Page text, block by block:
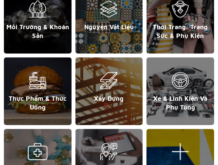
Môi Trường & Khoán
Sản
Nguyên Vật Liệu
Thời Trang, Trang
Sức & Phụ Kiện
Thực Phẩm & Thức
Uống
Xây Dựng
Xe & Linh Kiện Và
Phụ Tùng